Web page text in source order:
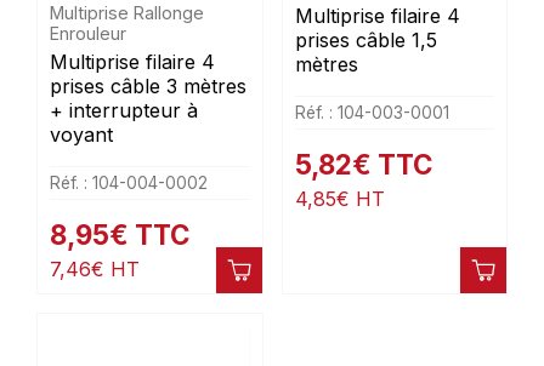
Multiprise Rallonge
Enrouleur
Multiprise filaire 4
prises câble 3 mètres
+ interrupteur à
voyant
Réf. : 104-004-0002
8,95€ TTC
7,46€ HT
Multiprise filaire 4
prises câble 1,5
mètres
Réf. : 104-003-0001
5,82€ TTC
4,85€ HT